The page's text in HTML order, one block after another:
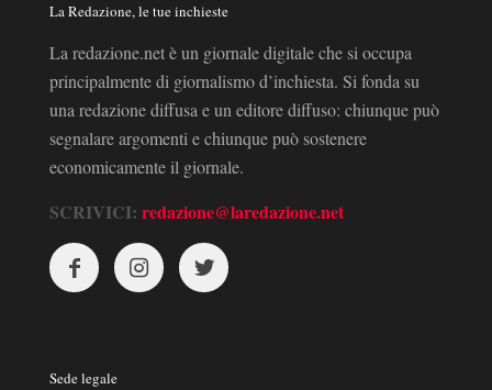
La Redazione, le tue inchieste
La redazione.net è un giornale digitale che si occupa
principalmente di giornalismo d’inchiesta. Si fonda su
una redazione diffusa e un editore diffuso: chiunque può
segnalare argomenti e chiunque può sostenere
economicamente il giornale.
SCRIVICI: redazione@laredazione.net
Sede legale